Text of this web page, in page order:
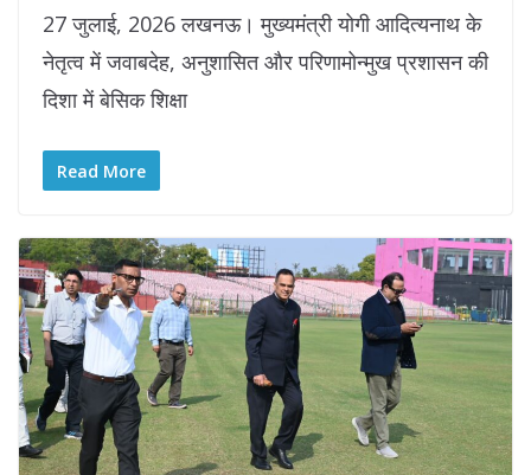
27 जुलाई, 2026 लखनऊ। मुख्यमंत्री योगी आदित्यनाथ के
नेतृत्व में जवाबदेह, अनुशासित और परिणामोन्मुख प्रशासन की
दिशा में बेसिक शिक्षा
Read More